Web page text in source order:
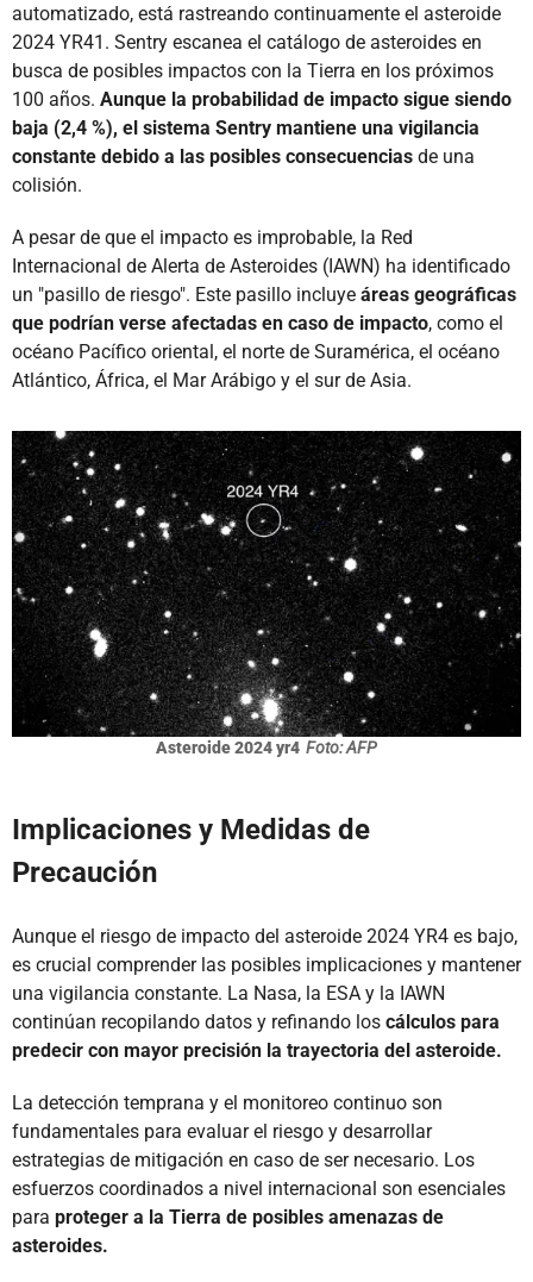
automatizado, está rastreando continuamente el asteroide
2024 YR41. Sentry escanea el catálogo de asteroides en
busca de posibles impactos con la Tierra en los próximos
100 años. Aunque la probabilidad de impacto sigue siendo
baja (2,4 %), el sistema Sentry mantiene una vigilancia
constante debido a las posibles consecuencias de una
colisión.
A pesar de que el impacto es improbable, la Red
Internacional de Alerta de Asteroides (IAWN) ha identificado
un "pasillo de riesgo". Este pasillo incluye áreas geográficas
que podrían verse afectadas en caso de impacto, como el
océano Pacífico oriental, el norte de Suramérica, el océano
Atlántico, África, el Mar Arábigo y el sur de Asia.
Asteroide 2024 yr4 Foto: AFP
Implicaciones y Medidas de
Precaución
Aunque el riesgo de impacto del asteroide 2024 YR4 es bajo,
es crucial comprender las posibles implicaciones y mantener
una vigilancia constante. La Nasa, la ESA y la IAWN
continúan recopilando datos y refinando los cálculos para
predecir con mayor precisión la trayectoria del asteroide.
La detección temprana y el monitoreo continuo son
fundamentales para evaluar el riesgo y desarrollar
estrategias de mitigación en caso de ser necesario. Los
esfuerzos coordinados a nivel internacional son esenciales
para proteger a la Tierra de posibles amenazas de
asteroides.